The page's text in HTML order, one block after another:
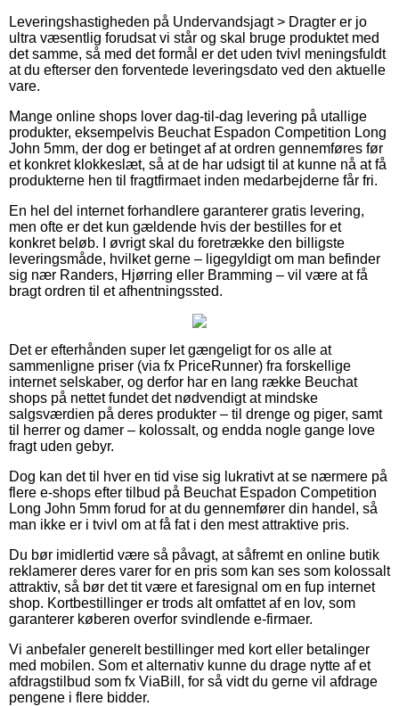
Leveringshastigheden på Undervandsjagt > Dragter er jo
ultra væsentlig forudsat vi står og skal bruge produktet med
det samme, så med det formål er det uden tvivl meningsfuldt
at du efterser den forventede leveringsdato ved den aktuelle
vare.
Mange online shops lover dag-til-dag levering på utallige
produkter, eksempelvis Beuchat Espadon Competition Long
John 5mm, der dog er betinget af at ordren gennemføres før
et konkret klokkeslæt, så at de har udsigt til at kunne nå at få
produkterne hen til fragtfirmaet inden medarbejderne får fri.
En hel del internet forhandlere garanterer gratis levering,
men ofte er det kun gældende hvis der bestilles for et
konkret beløb. I øvrigt skal du foretrække den billigste
leveringsmåde, hvilket gerne – ligegyldigt om man befinder
sig nær Randers, Hjørring eller Bramming – vil være at få
bragt ordren til et afhentningssted.
Det er efterhånden super let gængeligt for os alle at
sammenligne priser (via fx PriceRunner) fra forskellige
internet selskaber, og derfor har en lang række Beuchat
shops på nettet fundet det nødvendigt at mindske
salgsværdien på deres produkter – til drenge og piger, samt
til herrer og damer – kolossalt, og endda nogle gange love
fragt uden gebyr.
Dog kan det til hver en tid vise sig lukrativt at se nærmere på
flere e-shops efter tilbud på Beuchat Espadon Competition
Long John 5mm forud for at du gennemfører din handel, så
man ikke er i tvivl om at få fat i den mest attraktive pris.
Du bør imidlertid være så påvagt, at såfremt en online butik
reklamerer deres varer for en pris som kan ses som kolossalt
attraktiv, så bør det tit være et faresignal om en fup internet
shop. Kortbestillinger er trods alt omfattet af en lov, som
garanterer køberen overfor svindlende e-firmaer.
Vi anbefaler generelt bestillinger med kort eller betalinger
med mobilen. Som et alternativ kunne du drage nytte af et
afdragstilbud som fx ViaBill, for så vidt du gerne vil afdrage
pengene i flere bidder.